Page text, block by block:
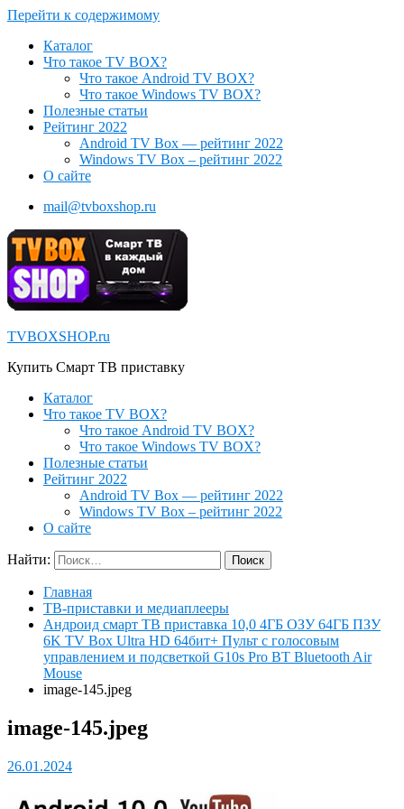
Перейти к содержимому
Каталог
Что такое TV BOX?
Что такое Android TV BOX?
Что такое Windows TV BOX?
Полезные статьи
Рейтинг 2022
Android TV Box — рейтинг 2022
Windows TV Box – рейтинг 2022
О сайте
mail@tvboxshop.ru
TVBOXSHOP.ru
Купить Смарт ТВ приставку
Каталог
Что такое TV BOX?
Что такое Android TV BOX?
Что такое Windows TV BOX?
Полезные статьи
Рейтинг 2022
Android TV Box — рейтинг 2022
Windows TV Box – рейтинг 2022
О сайте
Найти:
Главная
ТВ-приставки и медиаплееры
Андроид смарт ТВ приставка 10,0 4ГБ ОЗУ 64ГБ ПЗУ
6K TV Box Ultra HD 64бит+ Пульт c голосовым
управлением и подсветкой G10s Pro BT Bluetooth Air
Mouse
image-145.jpeg
image-145.jpeg
26.01.2024